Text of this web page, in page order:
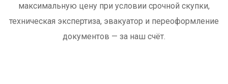
максимальную цену при условии срочной скупки,
техническая экспертиза, эвакуатор и переоформление
документов — за наш счёт.